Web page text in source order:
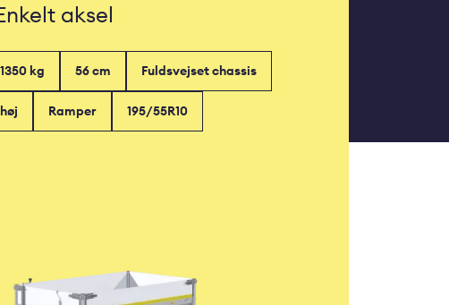
aksel
1350 kg 56 cm Fuldsvejset chassis
Ramper 195/55R10